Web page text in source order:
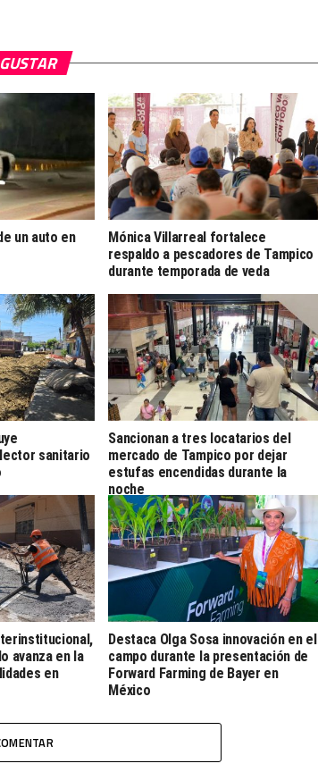
un auto en
Mónica Villarreal fortalece
respaldo a pescadores de Tampico
durante temporada de veda
sanitario
Sancionan a tres locatarios del
mercado de Tampico por dejar
estufas encendidas durante la
noche
avanza en la
en
Destaca Olga Sosa innovación en el
campo durante la presentación de
Forward Farming de Bayer en
México